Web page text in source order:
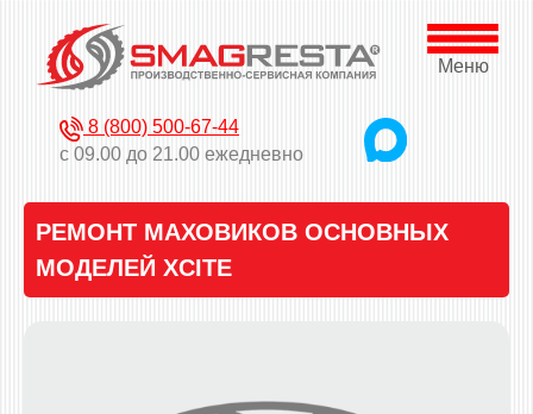
Меню
8 (800) 500-67-44
с 09.00 до 21.00 ежедневно
РЕМОНТ МАХОВИКОВ ОСНОВНЫХ
МОДЕЛЕЙ XCITE